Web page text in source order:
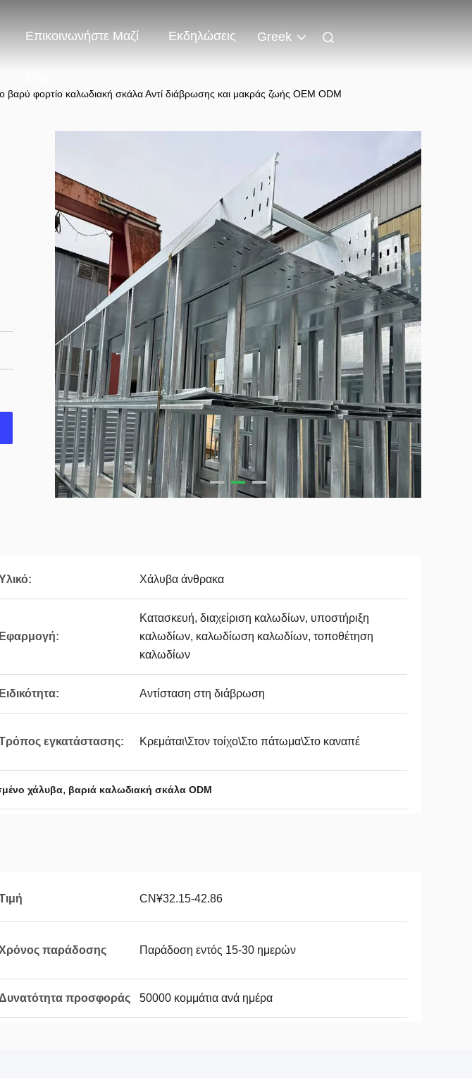
Επικοινωνήστε Μαζί Εκδηλώσεις Greek
βαρύ φορτίο καλωδιακή σκάλα Αντί διάβρωσης και μακράς ζωής OEM ODM
Χάλυβα άνθρακα
Κατασκευή, διαχείριση καλωδίων, υποστήριξη
καλωδίων, καλωδίωση καλωδίων, τοποθέτηση
καλωδίων
Ειδικότητα: Αντίσταση στη διάβρωση
εγκατάστασης: Κρεμάται\Στον τοίχο\Στο πάτωμα\Στο καναπέ
χάλυβα, βαριά καλωδιακή σκάλα ODM
CN¥32.15-42.86
παράδοσης Παράδοση εντός 15-30 ημερών
προσφοράς 50000 κομμάτια ανά ημέρα